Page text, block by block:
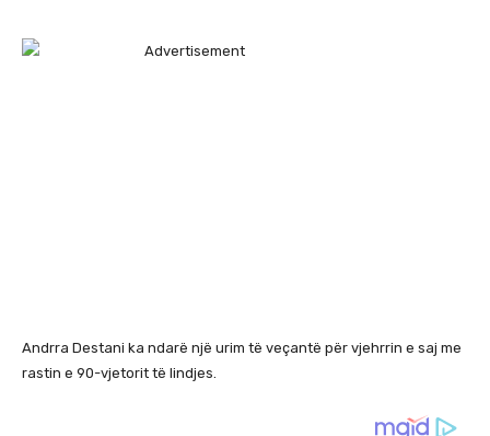
Andrra Destani ka ndarë një urim të veçantë për vjehrrin e saj me
rastin e 90-vjetorit të lindjes.